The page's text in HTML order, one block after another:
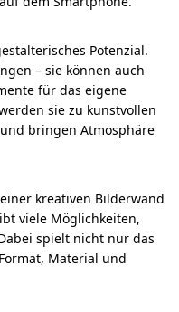
Potenzial.
– sie können auch
für das eigene
sie zu kunstvollen
bringen Atmosphäre
kreativen Bilderwand
viele Möglichkeiten,
spielt nicht nur das
Material und